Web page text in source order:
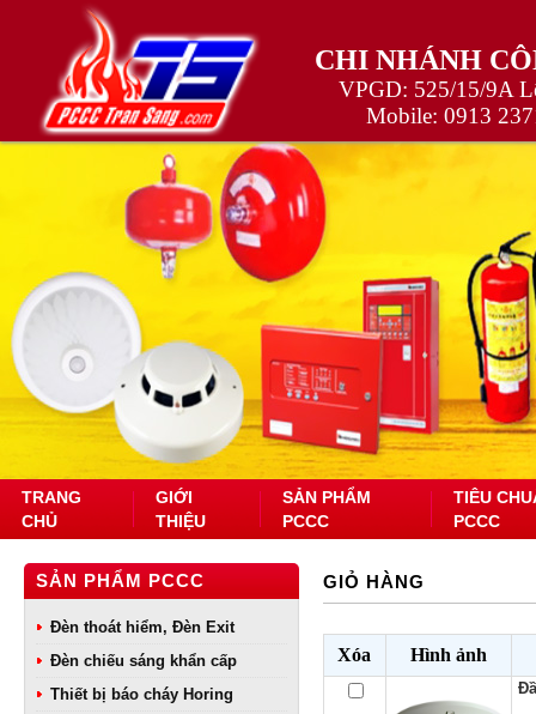
CHI NHÁNH
VPGD: 525/15/9A
Mobile: 0913
TRANG
CHỦ
GIỚI
THIỆU
SẢN PHẨM
PCCC
TIÊU
PCCC
SẢN PHẨM PCCC
Đèn thoát hiểm, Đèn Exit
Đèn chiếu sáng khẩn cấp
Thiết bị báo cháy Horing
GIỎ HÀNG
Xóa Hình ảnh